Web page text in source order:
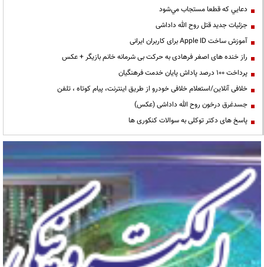
دعايي كه قطعا مستجاب مي‌شود
جزئیات جدید قتل روح الله داداشی
آموزش ساخت Apple ID برای کاربران ایرانی
راز خنده های اصغر فرهادی به حرکت بی شرمانه خانم بازیگر + عکس
پرداخت ۱۰۰ درصد پاداش پایان خدمت فرهنگیان
خلافی آنلاین/استعلام خلافی خودرو از طریق اینترنت، پیام کوتاه ، تلفن
جسدغرق درخون روح الله داداشی (عکس)
پاسخ های دکتر توکلی به سوالات کنکوری ها